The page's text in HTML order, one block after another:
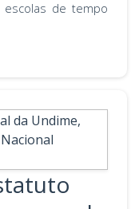
escolas de tempo